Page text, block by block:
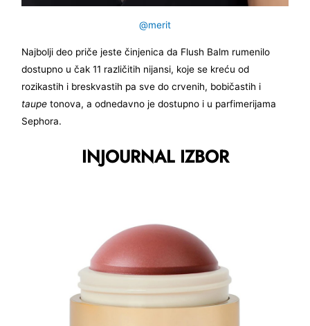
@merit
Najbolji deo priče jeste činjenica da Flush Balm rumenilo
dostupno u čak 11 različitih nijansi, koje se kreću od
rozikastih i breskvastih pa sve do crvenih, bobičastih i
taupe tonova, a odnedavno je dostupno i u parfimerijama
Sephora.
INJOURNAL IZBOR